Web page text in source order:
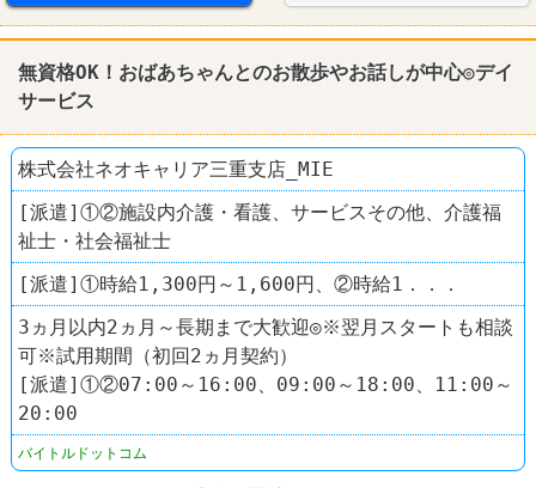
無資格OK！おばあちゃんとのお散歩やお話しが中心◎デイ
サービス
株式会社ネオキャリア三重支店_MIE
[派遣]①②施設内介護・看護、サービスその他、介護福
祉士・社会福祉士
[派遣]①時給1,300円～1,600円、②時給1．．．
3ヵ月以内2ヵ月～長期まで大歓迎◎※翌月スタートも相談
可※試用期間（初回2ヵ月契約）
[派遣]①②07:00～16:00、09:00～18:00、11:00～
20:00
バイトルドットコム